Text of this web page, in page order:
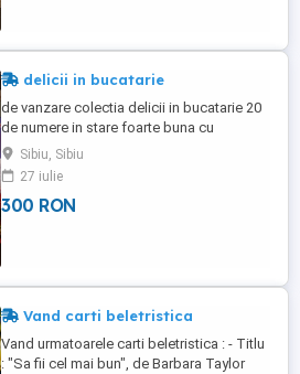
delicii in bucatarie
de vanzare colectia delicii in bucatarie 20
de numere in stare foarte buna cu
informatii foarte interesante
Sibiu, Sibiu
27 iulie
300 RON
Vand carti beletristica
Vand urmatoarele carti beletristica : - Titlu
: "Sa fii cel mai bun", de Barbara Taylor